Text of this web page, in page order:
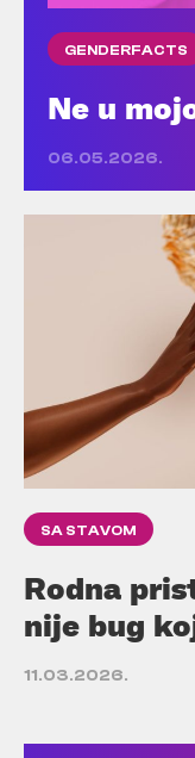
GENDERFACTS
Ne u
06.05.2026.
SA STAVOM
Rodna
nije bug
11.03.2026.